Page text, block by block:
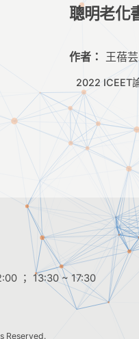
聰明老化
作者： 王蓓
2022 ICEET
； 13:30 ~ 17:30
Reserved.